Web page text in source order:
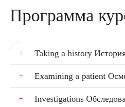
Программа
Taking a history
Examining a patient
Investigations